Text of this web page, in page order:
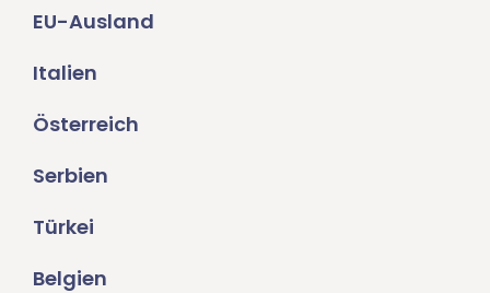
EU-Ausland
Italien
Österreich
Serbien
Türkei
Belgien